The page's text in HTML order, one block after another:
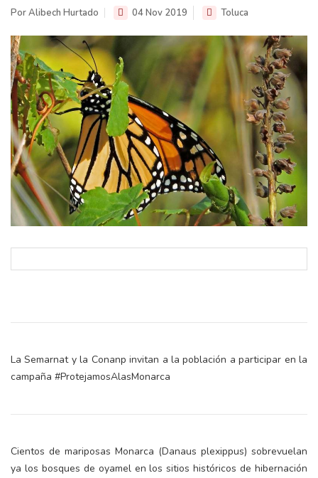
Por Alibech Hurtado 04 Nov 2019 Toluca
La Semarnat y la Conanp invitan a la población a participar en la
campaña #ProtejamosAlasMonarca
Cientos de mariposas Monarca (Danaus plexippus) sobrevuelan
ya los bosques de oyamel en los sitios históricos de hibernación